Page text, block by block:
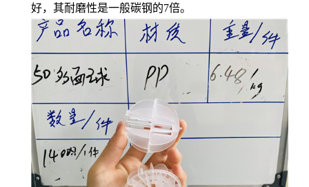
好，其耐磨性是一般碳钢的7倍。